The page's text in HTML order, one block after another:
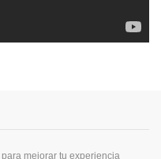
mejorar tu experiencia